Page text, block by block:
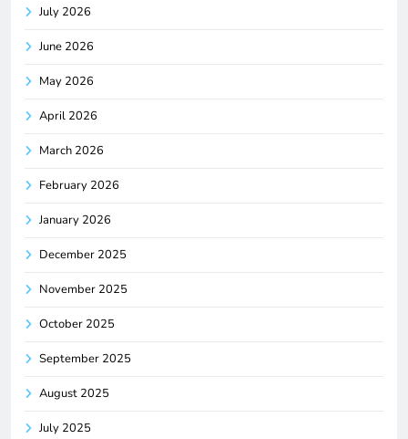
July 2026
June 2026
May 2026
April 2026
March 2026
February 2026
January 2026
December 2025
November 2025
October 2025
September 2025
August 2025
July 2025